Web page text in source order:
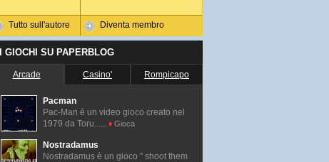
Tutto sull'autore Diventa membro
I GIOCHI SU PAPERBLOG
Arcade Casino' Rompicapo
Pacman
Pac-Man é un video gioco creato nel
1979 da Toru......
Gioca
Nostradamus
Nostradamus è un gioco " shoot them